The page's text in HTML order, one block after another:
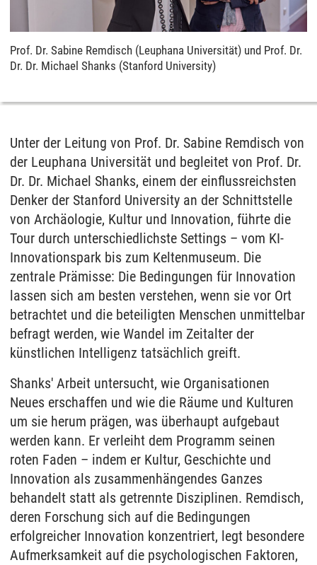
Prof. Dr. Sabine Remdisch (Leuphana Universität) und Prof. Dr.
Dr. Dr. Michael Shanks (Stanford University)
Unter der Leitung von Prof. Dr. Sabine Remdisch von
der Leuphana Universität und begleitet von Prof. Dr.
Dr. Dr. Michael Shanks, einem der einflussreichsten
Denker der Stanford University an der Schnittstelle
von Archäologie, Kultur und Innovation, führte die
Tour durch unterschiedlichste Settings – vom KI-
Innovationspark bis zum Keltenmuseum. Die
zentrale Prämisse: Die Bedingungen für Innovation
lassen sich am besten verstehen, wenn sie vor Ort
betrachtet und die beteiligten Menschen unmittelbar
befragt werden, wie Wandel im Zeitalter der
künstlichen Intelligenz tatsächlich greift.
Shanks' Arbeit untersucht, wie Organisationen
Neues erschaffen und wie die Räume und Kulturen
um sie herum prägen, was überhaupt aufgebaut
werden kann. Er verleiht dem Programm seinen
roten Faden – indem er Kultur, Geschichte und
Innovation als zusammenhängendes Ganzes
behandelt statt als getrennte Disziplinen. Remdisch,
deren Forschung sich auf die Bedingungen
erfolgreicher Innovation konzentriert, legt besondere
Aufmerksamkeit auf die psychologischen Faktoren,